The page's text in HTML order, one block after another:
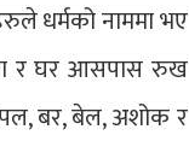
धर्मको नाममा भए
र घर आसपास रुख
बर, बेल, अशोक र